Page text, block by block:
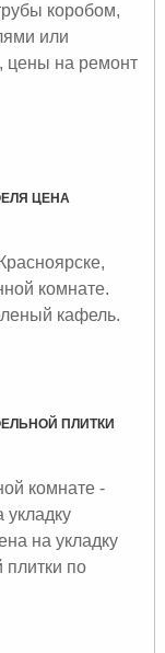
коробом,
или
цены на ремонт
ЦЕНА
комнате.
кафель.
ПЛИТКИ
комнате -
укладку
на укладку
плитки по